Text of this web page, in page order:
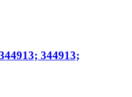
344913;